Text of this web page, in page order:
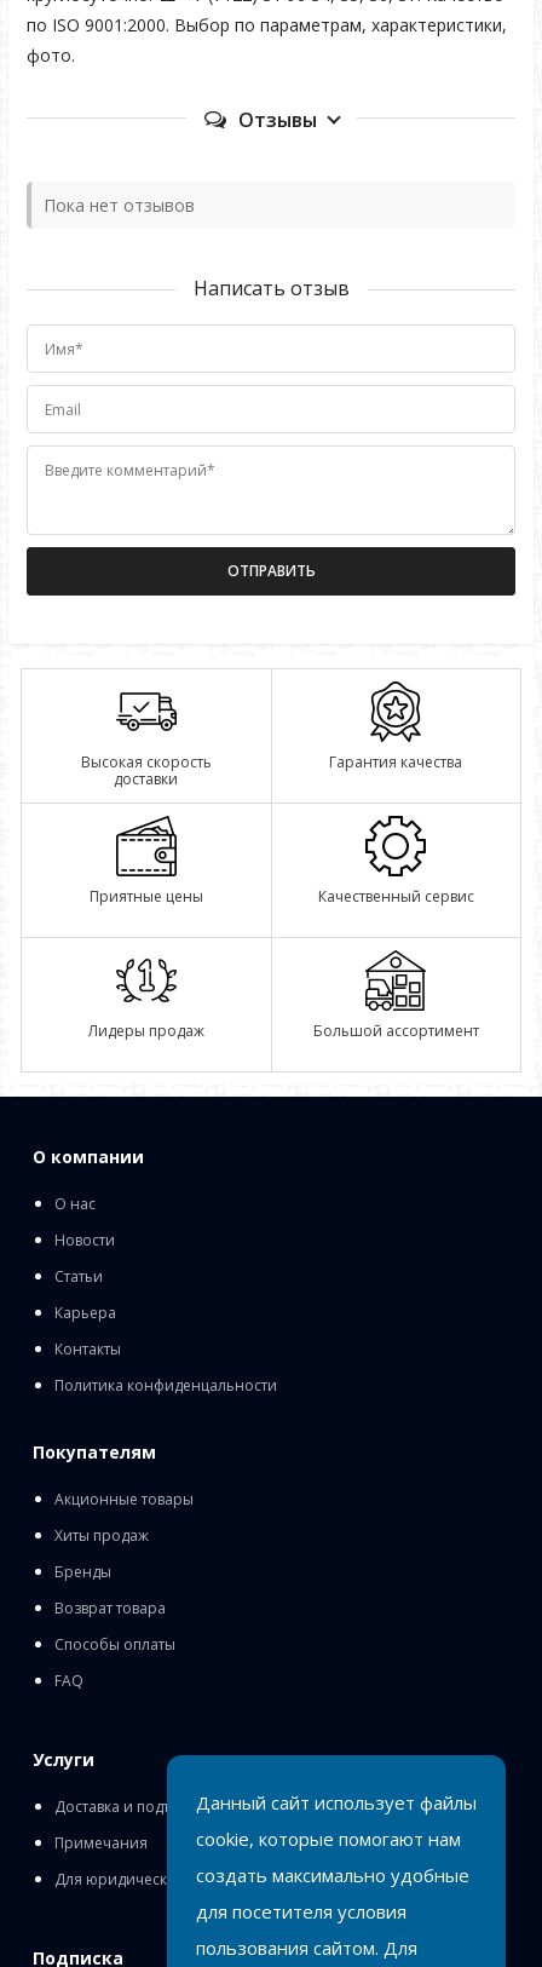
по ISO 9001:2000. Выбор по параметрам, характеристики,
фото.
Отзывы
Пока нет отзывов
Написать отзыв
Имя*
Email
Введите комментарий*
Высокая скорость
доставки
Гарантия качества
Приятные цены Качественный сервис
Лидеры продаж Большой ассортимент
О компании
О нас
Новости
Статьи
Карьера
Контакты
Политика конфиденцальности
Покупателям
Акционные товары
Хиты продаж
Бренды
Возврат товара
Способы оплаты
FAQ
Услуги
Доставка и подъём
Примечания
Для юридических лиц
Подписка
Данный сайт использует файлы
cookie, которые помогают нам
создать максимально удобные
для посетителя условия
пользования сайтом. Для